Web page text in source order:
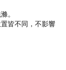
。
皆不同，不影響